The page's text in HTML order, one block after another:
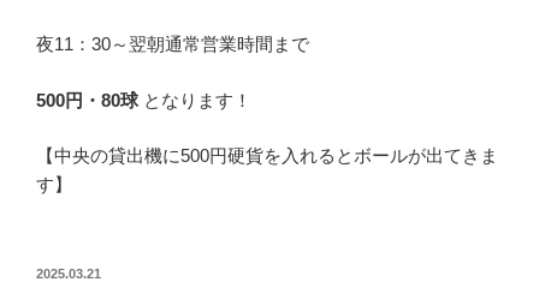
夜11：30～翌朝通常営業時間まで
500円・80球 となります！
【中央の貸出機に500円硬貨を入れるとボールが出てきま
す】
投
2025.03.21